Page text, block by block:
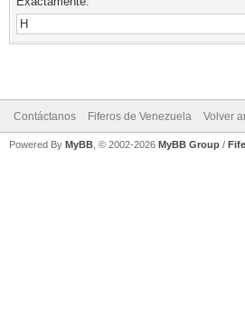
Contáctanos Fiferos de Venezuela Volver
Powered By MyBB , © 2002-2026 MyBB Group /